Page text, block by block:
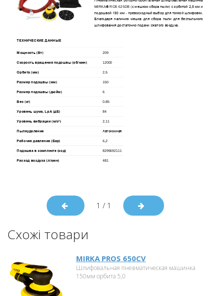
1 / 1
Схожі товари
MIRKA PROS 650CV
Шлифовальная пневматическая машинка
150мм орбита 5,0